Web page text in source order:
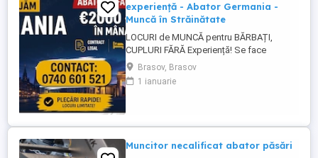
experiență - Abator Germania -
Muncă în Străinătate
LOCURI de MUNCĂ pentru BĂRBAȚI,
CUPLURI FĂRĂ Experiență! Se face
INSTRUIRE la Locul de Muncă! BENEFICII: -
Contract de Muncă German - Cazare
Asigurată (doar 2 persoane pe cameră) -
Asigurare Medicală - Concediu Plătit Se ...
Brasov, Brasov
1 ianuarie
Muncitor necalificat abator păsări